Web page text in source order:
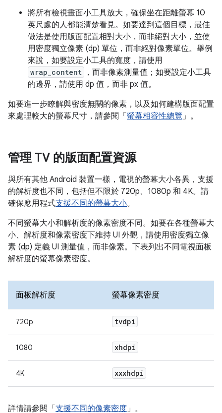
將所有檢視畫面小工具放大，確保坐在距離螢幕 10
英尺處的人都能清楚看見。如要達到這個目標，最佳
做法是使用版面配置相對大小，而非絕對大小，並使
用密度獨立像素 (dp) 單位，而非絕對像素單位。舉例
來說，如要設定小工具的寬度，請使用
wrap_content
，而非像素測量值；如要設定小工具
的邊界，請使用 dp 值，而非 px 值。
如要進一步瞭解與密度無關的像素，以及如何建構版面配置
來處理較大的螢幕尺寸，請參閱「 螢幕相容性總覽」。
管理 TV 的版面配置資源
與所有其他 Android 裝置一樣，電視的螢幕大小各異，支援
的解析度也不同，包括但不限於 720p、1080p 和 4K。請
確保應用程式支援不同的螢幕大小。
不同螢幕大小和解析度的像素密度不同。如要在各種螢幕大
小、解析度和像素密度下維持 UI 外觀，請使用密度獨立像
素 (dp) 定義 UI 測量值，而非像素。下表列出不同電視面板
解析度的螢幕像素密度。
面板解析度 螢幕像素密度
720p tvdpi
1080 xhdpi
4K xxxhdpi
詳情請參閱「 支援不同的像素密度」。